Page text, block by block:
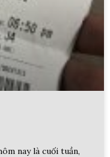
nay là cuối tuần,